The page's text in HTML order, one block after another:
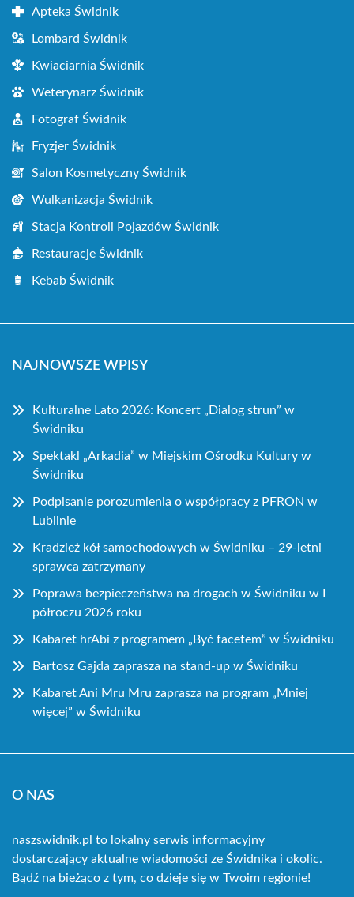
Apteka Świdnik
Lombard Świdnik
Kwiaciarnia Świdnik
Weterynarz Świdnik
Fotograf Świdnik
Fryzjer Świdnik
Salon Kosmetyczny Świdnik
Wulkanizacja Świdnik
Stacja Kontroli Pojazdów Świdnik
Restauracje Świdnik
Kebab Świdnik
NAJNOWSZE WPISY
Kulturalne Lato 2026: Koncert „Dialog strun” w
Świdniku
Spektakl „Arkadia” w Miejskim Ośrodku Kultury w
Świdniku
Podpisanie porozumienia o współpracy z PFRON w
Lublinie
Kradzież kół samochodowych w Świdniku – 29-letni
sprawca zatrzymany
Poprawa bezpieczeństwa na drogach w Świdniku w I
półroczu 2026 roku
Kabaret hrAbi z programem „Być facetem” w Świdniku
Bartosz Gajda zaprasza na stand-up w Świdniku
Kabaret Ani Mru Mru zaprasza na program „Mniej
więcej” w Świdniku
O NAS
naszswidnik.pl to lokalny serwis informacyjny
dostarczający aktualne wiadomości ze Świdnika i okolic.
Bądź na bieżąco z tym, co dzieje się w Twoim regionie!